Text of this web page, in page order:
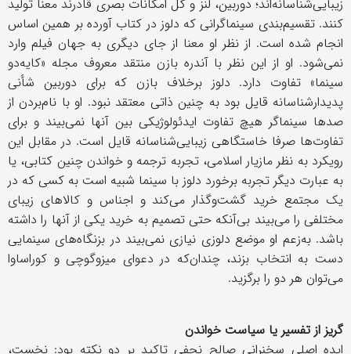
زیبایی‌شناسانه‌اند؛ دوربین، لنز و کل امکانات بصری قادرند معنا تولید
کنند. تقسیم‌بندی سینماگرانی که دلوز در کتاب آورده بر همین اساس
انجام شده است. از نظر او معنا از جای دیگری به جهان فیلم وارد
نمی‌شود. او از این نظر با آندره بازن منتقد معروف مجله «کایه‌دو
سینما» تفاوت دارد. دلوز برخلاف بازن که برای دوربین شأنی
پدیدارشناسانه قایل بود به چنین ذاتی معتقد نبود. او با نام‌بردن از
صدها سینماگر هیچ تفاوت ایدئولوژیکی بین آنها نمی‌بیند و برای
تفاوت‌ها صرفا خاستگاهی زیبایی‌شناسانه قایل است. در مقابل این
رویکرد به نظر مازیار اسلامی، تجربه ترجمه و خواندن چنین کتابی، یا
به عبارت دیگر تجربه برخورد دلوز با سینما شبیه است به کسی که در
یک مجتمع خرید گشت‌و‌گذار می‌کند و اجناس و کالاهای زیبای
مختلفی را می‌بیند بی‌آنکه حتی تصمیم به خرید یکی از آنها را داشته
باشد. به‌زعم او موضع دلوزی نیازی نمی‌بیند در بزنگاه‌های سینمایی
دست به انتخاب بزند، چندان‌که در دعوای میزوگوچی و کوراساوا
می‌توان هر دو را برگزید.
گریز از تفسیر یا سیاست خواندن
ایده اصلی سخنرانی صالح نجفی تاکید بر دو نکته بود: نخست،